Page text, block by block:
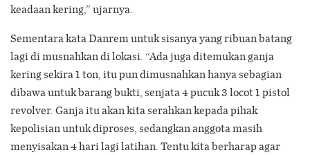
keadaan kering,” ujarnya.
Sementara kata Danrem untuk sisanya yang ribuan batang
lagi di musnahkan di lokasi. “Ada juga ditemukan ganja
kering sekira 1 ton, itu pun dimusnahkan hanya sebagian
dibawa untuk barang bukti, senjata 4 pucuk 3 locot 1 pistol
revolver. Ganja itu akan kita serahkan kepada pihak
kepolisian untuk diproses, sedangkan anggota masih
menyisakan 4 hari lagi latihan. Tentu kita berharap agar